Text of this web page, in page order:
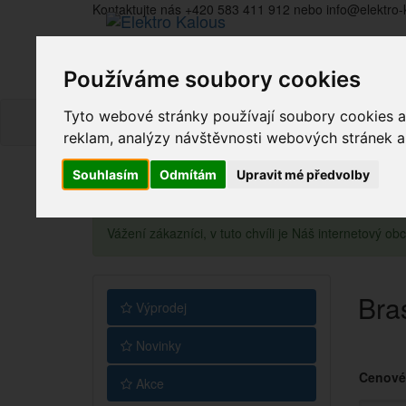
Používáme soubory cookies
Tyto webové stránky používají soubory cookies
reklam, analýzy návštěvnosti webových stránek
Souhlasím Odmítám Upravit mé předvolby
Kontaktujte nás +420 583 411 912 nebo
Vážení zákazníci, v tuto chvíli je Náš internetový
Výprodej
Novinky
Akce